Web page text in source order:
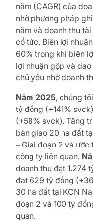
năm (CAGR) của
nhờ phương pháp
năm và doanh thu
cổ tức. Biên lợi
60% trong khi biên
lợi nhuận gộp và
chủ yếu nhờ doanh
Năm 2025, chúng
tỷ đồng (+141%
(+58% svck). Tăng
bàn giao 20 ha đất
– Giai đoạn 2 và
công ty liên quan.
doanh thu đạt 1.274
đạt 629 tỷ đồng
30 ha đất tại KCN
đoạn 2 và 100 tỷ
quan.